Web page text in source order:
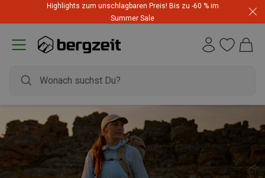
Highlights zum unschlagbaren Preis! Bis zu -60 % im
Summer Sale